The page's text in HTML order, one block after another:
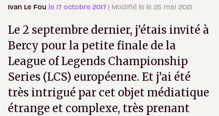
Ivan Le Fou le 17 octobre 2017 | Modifié le le 25 mai 2021
Le 2 septembre dernier, j’étais invité à
Bercy pour la petite finale de la
League of Legends Championship
Series (LCS) européenne. Et j’ai été
très intrigué par cet objet médiatique
étrange et complexe, très prenant